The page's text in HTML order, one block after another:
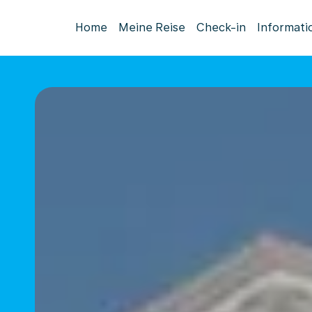
Home Meine Reise Check-in